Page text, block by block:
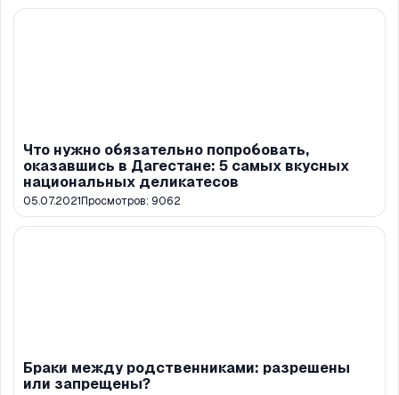
Что нужно обязательно попробовать,
оказавшись в Дагестане: 5 самых вкусных
национальных деликатесов
05.07.2021Просмотров: 9062
Браки между родственниками: разрешены
или запрещены?